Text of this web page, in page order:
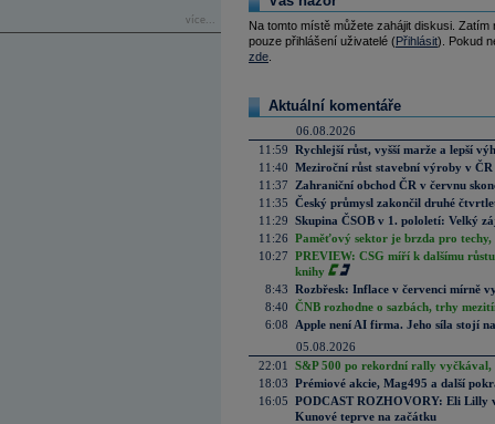
více...
Na tomto místě můžete zahájit diskusi.
pouze přihlášení uživatelé (Přihlásit). Pokud
zde
Aktuální komentáře
06.08.2026
11:59 Rychlejší růst, vyšší marže a lepší
11:40 Meziroční růst stavební výroby v
11:37
Zahraniční obchod ČR v červnu
11:35 Český průmysl zakončil druhé
11:29 Skupina ČSOB v 1. pololetí: Velký
11:26 Paměťový sektor je brzda pro techy,
10:27 PREVIEW: CSG míří k dalšímu
knihy
8:43 Rozbřesk: Inflace v červenci mírně
8:40 ČNB rozhodne o sazbách, trhy
6:08
Apple není AI firma. Jeho síla stojí
05.08.2026
22:01
S&P 500 po rekordní rally vyčkával,
18:03 Prémiové akcie, Mag495 a další
16:05 PODCAST ROZHOVORY: Eli Lilly
Kunové teprve na začátku